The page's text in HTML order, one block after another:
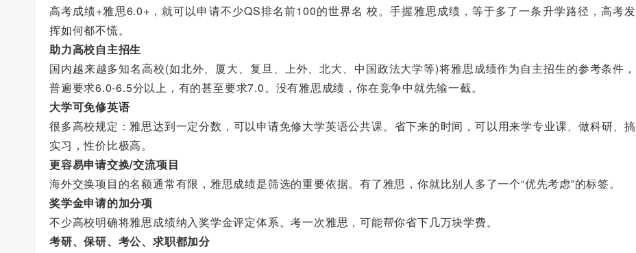
高考成绩+雅思6.0+，就可以申请不少QS排名前100的世界名 校。手握雅思成绩，等于多了一条升学路径，高考发
挥如何都不慌。
助力高校自主招生
国内越来越多知名高校(如北外、厦大、复旦、上外、北大、中国政法大学等)将雅思成绩作为自主招生的参考条件，
普遍要求6.0-6.5分以上，有的甚至要求7.0。没有雅思成绩，你在竞争中就先输一截。
大学可免修英语
很多高校规定：雅思达到一定分数，可以申请免修大学英语公共课。省下来的时间，可以用来学专业课、做科研、搞
实习，性价比极高。
更容易申请交换/交流项目
海外交换项目的名额通常有限，雅思成绩是筛选的重要依据。有了雅思，你就比别人多了一个“优先考虑”的标签。
奖学金申请的加分项
不少高校明确将雅思成绩纳入奖学金评定体系。考一次雅思，可能帮你省下几万块学费。
考研、保研、考公、求职都加分